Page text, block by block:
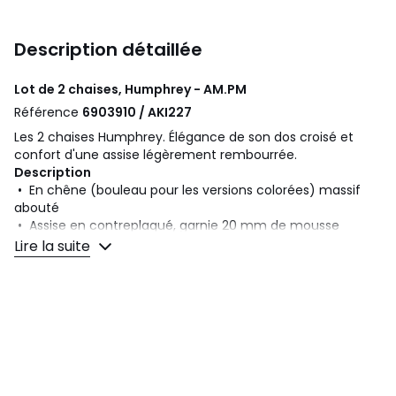
Description détaillée
Lot de 2 chaises, Humphrey - AM.PM
Référence 6903910 / AKI227
Les 2 chaises Humphrey. Élégance de son dos croisé et
confort d'une assise légèrement rembourrée.
Description
• En chêne (bouleau pour les versions colorées) massif
abouté
• Assise en contreplaqué, garnie 20 mm de mousse
25kg/m3
• Galette en rotin
Lire la suite